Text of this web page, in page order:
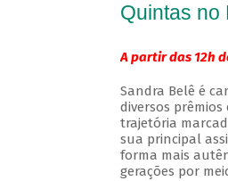
Quintas no
A partir das 12h
Sandra Belê é
diversos
trajetória
sua principal
forma mais
gerações por